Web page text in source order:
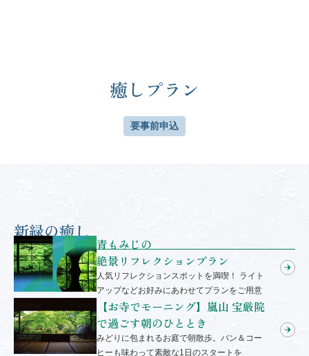
癒しプラン
要事前申込
新緑の癒し
青もみじの
絶景リフレクションプラン
人気リフレクションスポットを満喫！ ライト
アップなどお好みにあわせてプランをご用意
【お寺でモーニング】嵐山 宝厳院
で過ごす朝のひととき
みどりに包まれるお庭で朝散歩。パン＆コー
ヒーも味わって素敵な1日のスタートを